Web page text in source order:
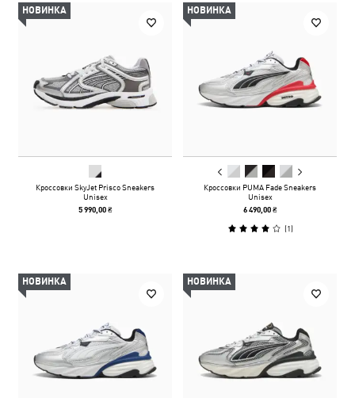
НОВИНКА
Кроссовки SkyJet Prisco Sneakers
Unisex
5 990,00 ₴
НОВИНКА
Кроссовки PUMA Fade Sneakers
Unisex
6 490,00 ₴
(1)
НОВИНКА НОВИНКА